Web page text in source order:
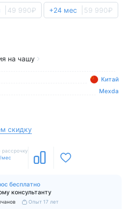
скидку
49 990₽ +24 мес 59 990₽
на чашу
рассрочку
мес
бесплатно
консультанту
Опыт 17 лет
Китай
Mexda